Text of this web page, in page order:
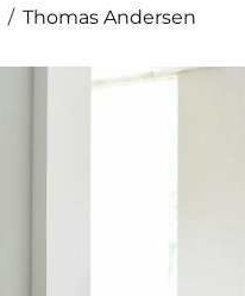
Thomas Andersen